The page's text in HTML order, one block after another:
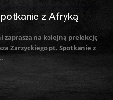
z Afryką
zaprasza na kolejną prelekcję
Zarzyckiego pt. Spotkanie z